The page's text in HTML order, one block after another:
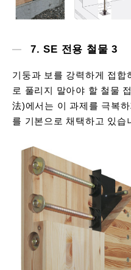
7. SE 전용 철물 3
기둥과 보를 강력하게 접합
로 풀리지 말아야 할 철물
法)에서는 이 과제를 극복하
를 기본으로 채택하고 있습